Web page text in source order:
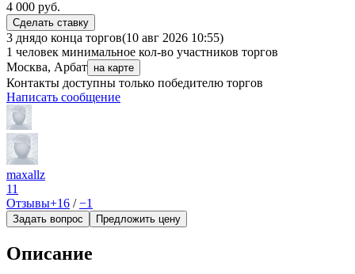
4 000 руб.
Сделать ставку
3 днядо конца торгов(10 авг 2026 10:55)
1 человек минимальное кол-во участников торгов
Москва, Арбат на карте
Контакты доступны только победителю торгов
Написать сообщение
maxallz
11
Отзывы+16 /−1
Задать вопрос Предложить цену
Описание